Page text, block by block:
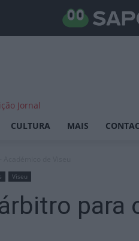
CULTURA MAIS
Viseu
para